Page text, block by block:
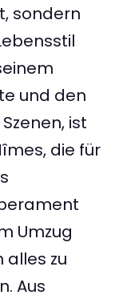
sondern
und den
ist
die für
Umzug
alles zu
Aus